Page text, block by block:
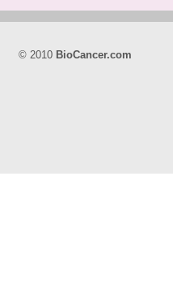
© 2010 BioCancer.com